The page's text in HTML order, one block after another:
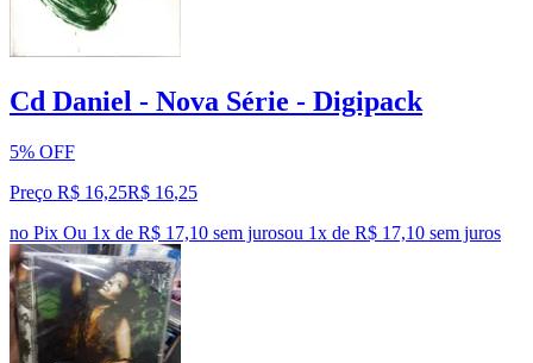
Cd Daniel - Nova Série - Digipack
5% OFF
Preço R$ 16,25R$ 16,25
no Pix Ou 1x de R$ 17,10 sem jurosou 1x de R$ 17,10 sem juros